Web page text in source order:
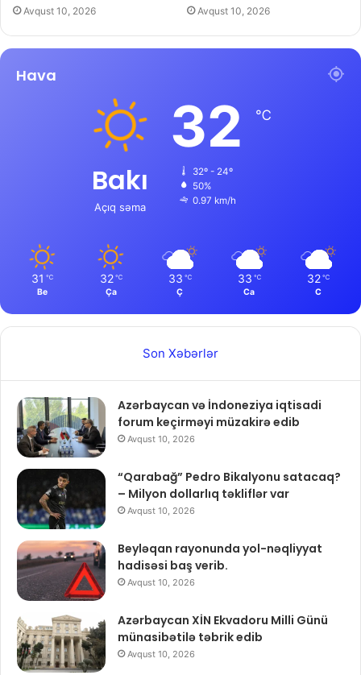
Avqust 10, 2026 Avqust 10, 2026
Hava
Bakı
Açıq səma
32 ℃
32º - 24º
50%
0.97 km/h
31 ℃
Be
32 ℃
Ça
33 ℃
Ç
33 ℃
Ca
32 ℃
C
Son Xəbərlər
Azərbaycan və İndoneziya iqtisadi
forum keçirməyi müzakirə edib
Avqust 10, 2026
“Qarabağ” Pedro Bikalyonu satacaq?
– Milyon dollarlıq təkliflər var
Avqust 10, 2026
Beyləqan rayonunda yol-nəqliyyat
hadisəsi baş verib.
Avqust 10, 2026
Azərbaycan XİN Ekvadoru Milli Günü
münasibətilə təbrik edib
Avqust 10, 2026